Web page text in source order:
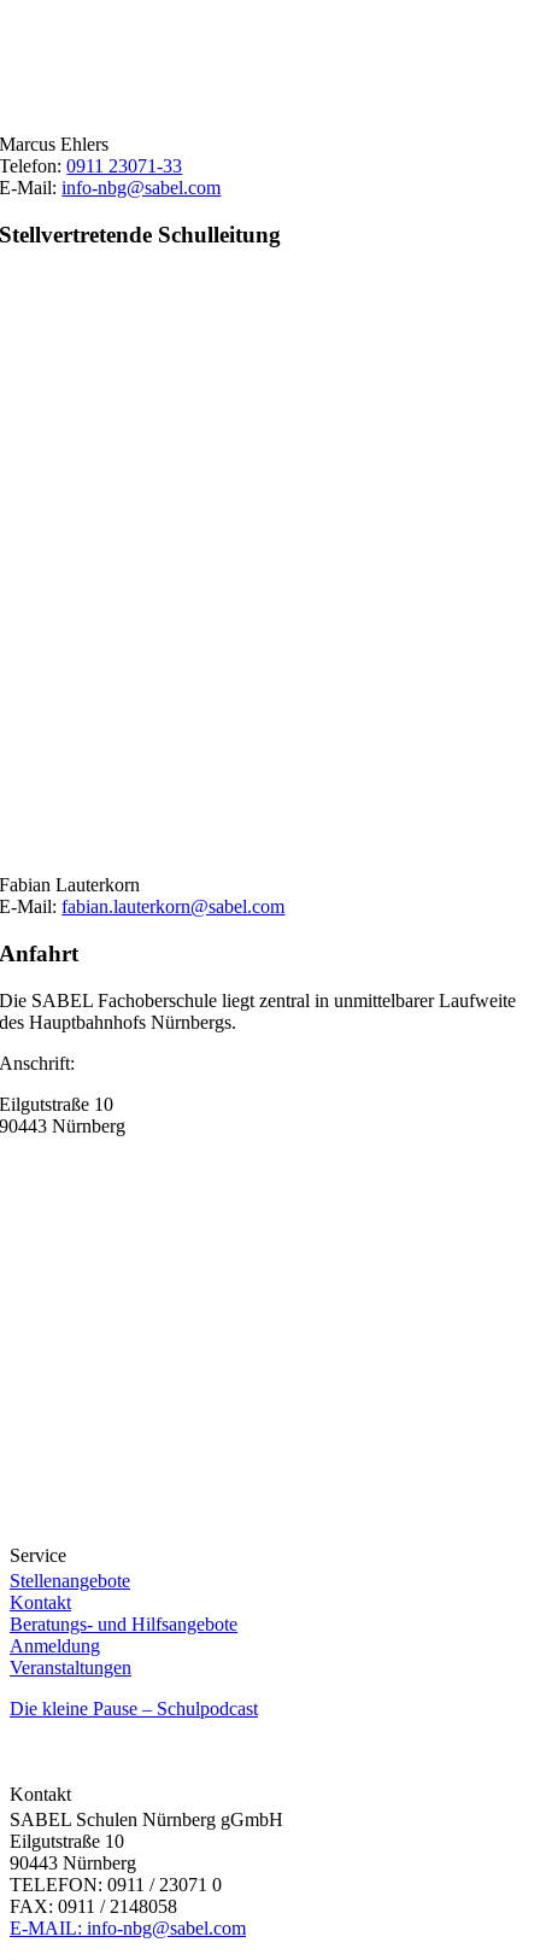
Marcus Ehlers
Telefon:0911 23071-33
E-Mail:info-nbg@sabel.com
Stellvertretende Schulleitung
Fabian Lauterkorn
E-Mail:fabian.lauterkorn@sabel.com
Anfahrt
Die SABEL Fachoberschule liegt zentral in unmittelbarer Laufweite
des Hauptbahnhofs Nürnbergs.
Anschrift:
Eilgutstraße 10
90443 Nürnberg
Service
Stellenangebote
Kontakt
Beratungs- und Hilfsangebote
Anmeldung
Veranstaltungen
Die kleine Pause – Schulpodcast
Kontakt
SABEL Schulen Nürnberg gGmbH
Eilgutstraße 10
90443 Nürnberg
TELEFON: 0911 / 23071 0
FAX: 0911 / 2148058
E-MAIL: info-nbg@sabel.com